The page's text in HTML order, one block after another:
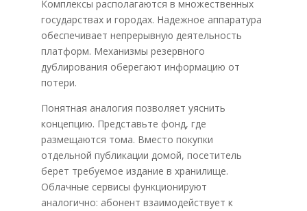
Комплексы располагаются в множественных
государствах и городах. Надежное аппаратура
обеспечивает непрерывную деятельность
платформ. Механизмы резервного
дублирования оберегают информацию от
потери.
Понятная аналогия позволяет уяснить
концепцию. Представьте фонд, где
размещаются тома. Вместо покупки
отдельной публикации домой, посетитель
берет требуемое издание в хранилище.
Облачные сервисы функционируют
аналогично: абонент взаимодействует к